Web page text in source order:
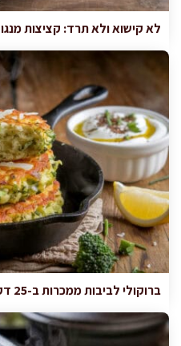
לא קישוא ולא תרד: קציצות
ברוקולי לביבות ממכרות ב-25 דקות, בלי טיגון עמוק